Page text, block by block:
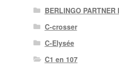
BERLINGO PARTNER
C-crosser
C-Elysée
C1 en 107